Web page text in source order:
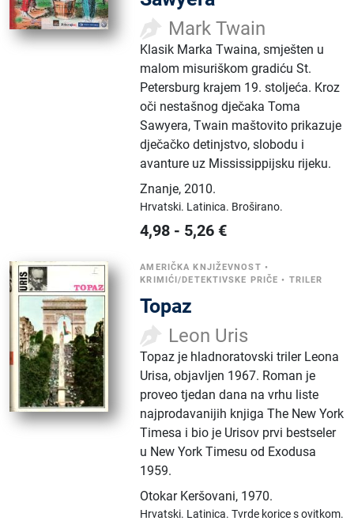
Mark Twain
Klasik Marka Twaina, smješten u
malom misuriškom gradiću St.
Petersburg krajem 19. stoljeća. Kroz
oči nestašnog dječaka Toma
Sawyera, Twain maštovito prikazuje
dječačko detinjstvo, slobodu i
avanture uz Mississippijsku rijeku.
Znanje,2010.
Hrvatski. Latinica. Broširano.
4,98 - 5,26 €
AMERIČKA KNJIŽEVNOST •
KRIMIĆI/DETEKTIVSKE PRIČE • TRILER
Topaz
Leon Uris
Topaz je hladnoratovski triler Leona
Urisa, objavljen 1967. Roman je
proveo tjedan dana na vrhu liste
najprodavanijih knjiga The New York
Timesa i bio je Urisov prvi bestseler
u New York Timesu od Exodusa
1959.
Otokar Keršovani, 1970.
Hrvatski. Latinica.Tvrde korice s ovitkom.